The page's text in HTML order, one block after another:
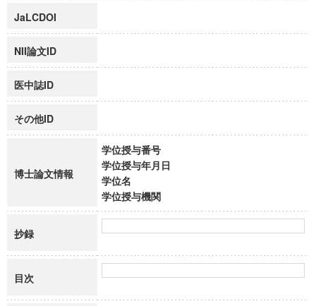
JaLCDOI
NII論文ID
医中誌ID
その他ID
博士論文情報
学位授与番号
学位授与年月日
学位名
学位授与機関
抄録
目次